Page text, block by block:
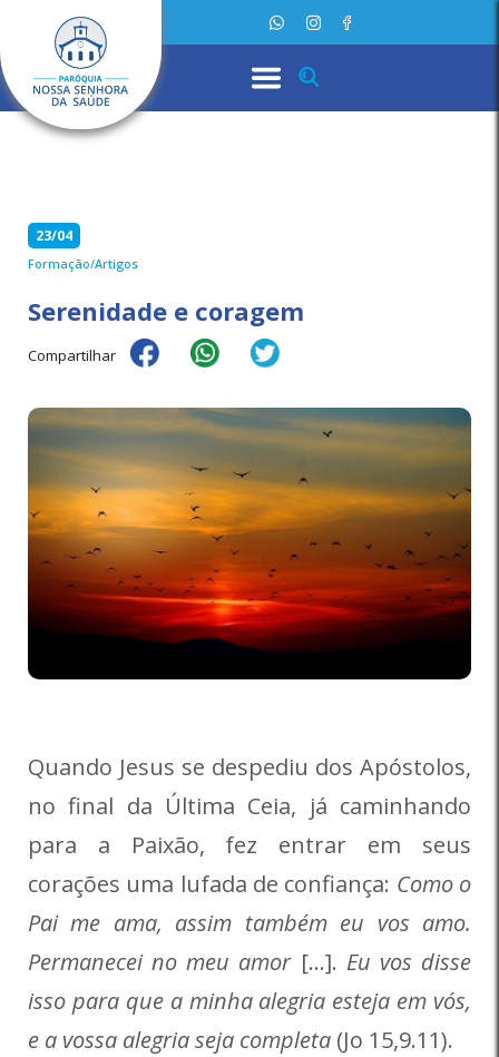
23/04
Formação/Artigos
Serenidade e coragem
Compartilhar
Quando Jesus se despediu dos Apóstolos,
no final da Última Ceia, já caminhando
para a Paixão, fez entrar em seus
corações uma lufada de confiança: Como o
Pai me ama, assim também eu vos amo.
Permanecei no meu amor[…]. Eu vos disse
isso para que a minha alegria esteja em vós,
e a vossa alegria seja completa (Jo 15,9.11).